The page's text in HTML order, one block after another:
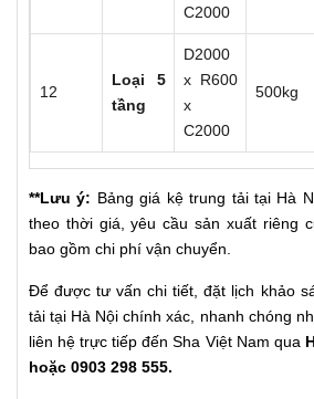
C2000
12
Loại 5
tầng
D2000
x R600
x
C2000
500kg
**Lưu ý: Bảng giá kệ trung tải tại Hà
theo thời giá, yêu cầu sản xuất riêng
bao gồm chi phí vận chuyển.
Để được tư vấn chi tiết, đặt lịch khảo
tải tại Hà Nội chính xác, nhanh chóng
liên hệ trực tiếp đến Sha Việt Nam qua
hoặc 0903 298 555.